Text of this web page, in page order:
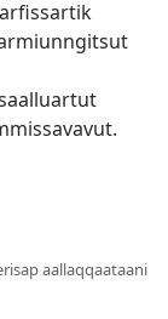
aallaqqaataani